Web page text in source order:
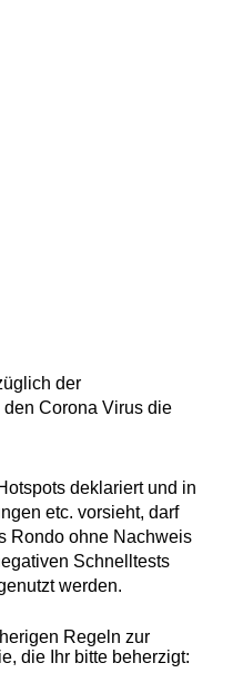
der
Corona Virus die
deklariert und in
etc. vorsieht, darf
Rondo ohne Nachweis
Schnelltests
werden.
Regeln zur
die Ihr bitte beherzigt: